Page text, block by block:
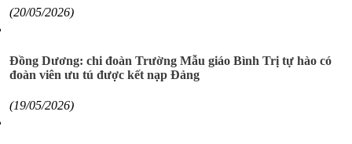
(20/05/2026)
Đồng Dương: chi đoàn Trường Mẫu giáo Bình Trị tự hào có
đoàn viên ưu tú được kết nạp Đảng
(19/05/2026)